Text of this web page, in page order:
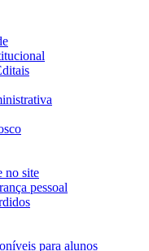
no site
pessoal
para alunos